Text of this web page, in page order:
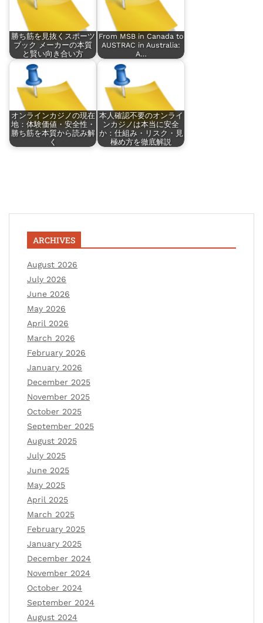
勝ち筋を見抜くスポーツ
ブック メーカーの本質
と賢い向き合い方
From MSB in Canada to
AUSTRAC in Australia:
A…
オンラインカジノの現在
地：体験価値・安全性・
勝ち筋を本質から読み解
く
本人確認不要のオンライ
ンカジノは本当に安全
か：仕組み・リスク・見
極め方を徹底解説
ARCHIVES
August 2026
July 2026
June 2026
May 2026
April 2026
March 2026
February 2026
January 2026
December 2025
November 2025
October 2025
September 2025
August 2025
July 2025
June 2025
May 2025
April 2025
March 2025
February 2025
January 2025
December 2024
November 2024
October 2024
September 2024
August 2024